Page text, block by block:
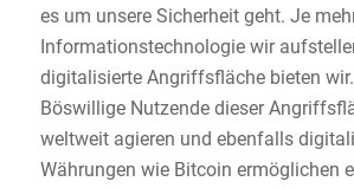
es um unsere Sicherheit geht. Je
Informationstechnologie wir
digitalisierte Angriffsfläche bieten wir.
Böswillige Nutzende dieser
weltweit agieren und ebenfalls
Währungen wie Bitcoin ermöglichen